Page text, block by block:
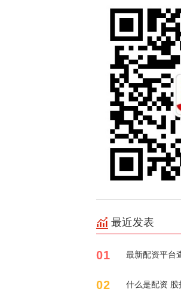
最近发表
01 最新配资平台
02 什么是配资 股